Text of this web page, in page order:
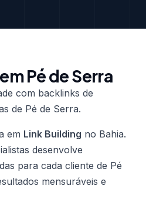
Pé de Serra
com backlinks de
de Pé de Serra.
em Link Building no Bahia.
desenvolve
para cada cliente de Pé
mensuráveis e